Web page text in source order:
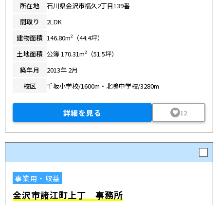
所在地
石川県金沢市福久2丁目139番
間取り
2LDK
建物面積 146.80m²（44.4坪）
土地面積 公簿 170.31m²（51.5坪）
築年月
2013年 2月
校区
千坂小学校/1600m・北鳴中学校/3280m
詳細を見る 12
事業用・収益
金沢市諸江町上丁 事務所